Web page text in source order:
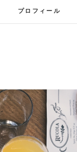
プロフィール